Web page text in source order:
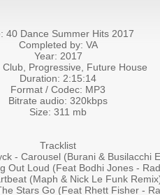
40 Dance Summer Hits 2017
Completed by: VA
Year: 2017
Club, Progressive, Future House
Duration: 2:15:14
Format / Codec: MP3
Bitrate audio: 320kbps
Size: 311 mb
Tracklist
- Carousel (Burani & Busilacchi
Out Loud (Feat Bodhi Jones -
(Maph & Nick Le Funk
Stars Go (Feat Rhett Fisher -